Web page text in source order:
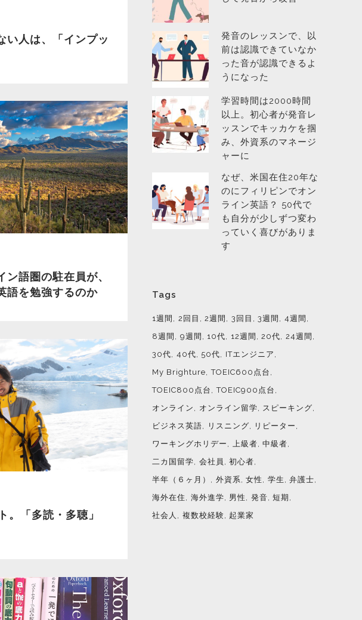
い人は、「インプッ
語圏の駐在員が、
語を勉強するのか
。「多読・多聴」
発音のレッスンで、以
前は認識できていなか
った音が認識できるよ
うになった
学習時間は2000時間
以上。初心者が発音レ
ッスンでキッカケを掴
み、外資系のマネージ
ャーに
なぜ、米国在住20年な
のにフィリピンでオン
ライン英語？ 50代で
も自分が少しずつ変わ
っていく喜びがありま
す
Tags
1週間 2回目 2週間 3回目 3週間
4週間
8週間
9週間 10代 12週間 20代
24週間
30代
40代 50代
ITエンジニア
My Brighture
TOEIC600点台
TOEIC800点台
TOEIC900点台
オンライン
オンライン留学
スピーキング
ビジネス英語
リスニング
リピーター
ワーキングホリデー
上級者 中級者
二カ国留学
会社員
初心者
半年（６ヶ月）
外資系 女性 学生
弁護士
海外在住
海外進学 男性 発音 短期
社会人
複数校経験 起業家